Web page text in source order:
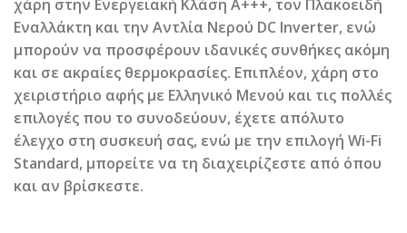
χάρη στην Ενεργειακή Κλάση A+++, τον Πλακοειδή
Εναλλάκτη και την Αντλία Νερού DC Inverter, ενώ
μπορούν να προσφέρουν ιδανικές συνθήκες ακόμη
και σε ακραίες θερμοκρασίες. Επιπλέον, χάρη στο
χειριστήριο αφής με Ελληνικό Μενού και τις πολλές
επιλογές που το συνοδεύουν, έχετε απόλυτο
έλεγχο στη συσκευή σας, ενώ με την επιλογή Wi-Fi
Standard, μπορείτε να τη διαχειρίζεστε από όπου
και αν βρίσκεστε.